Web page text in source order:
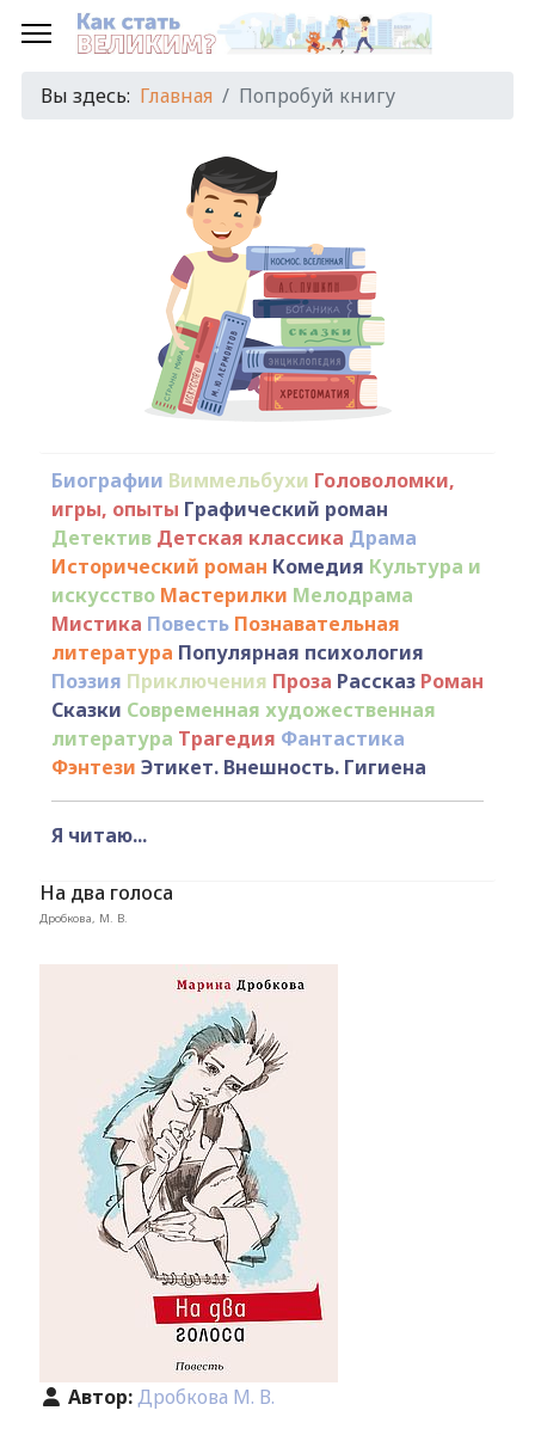
Вы здесь: Главная Попробуй книгу
Биографии Виммельбухи Головоломки,
игры, опыты Графический роман
Детектив Детская классика Драма
Исторический роман Комедия Культура и
искусство Мастерилки Мелодрама
Мистика Повесть Познавательная
литература Популярная психология
Поэзия Приключения Проза Рассказ Роман
Сказки Современная художественная
литература Трагедия Фантастика
Фэнтези Этикет. Внешность. Гигиена
Я читаю...
На два голоса
Дробкова, М. В.
Автор:Дробкова М. В.